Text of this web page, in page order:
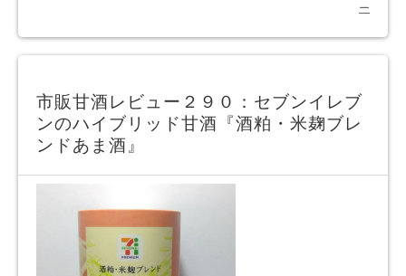
ー
市販甘酒レビュー２９０：セブンイレブ
ンのハイブリッド甘酒『酒粕・米麹ブレ
ンドあま酒』